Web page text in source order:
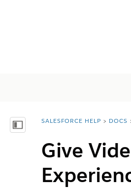
Mostra sommarioYou are here:
SALESFORCE HELP DOCS
Give